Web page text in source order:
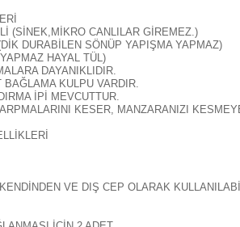
(SİNEK,MİKRO CANLILAR GİREMEZ.)
DURABİLEN SÖNÜP YAPIŞMA YAPMAZ)
HAYAL TÜL)
DAYANIKLIDIR.
BAĞLAMA KULPU VARDIR.
İPİ MEVCUTTUR.
KESER, MANZARANIZI
VE DIŞ CEP OLARAK